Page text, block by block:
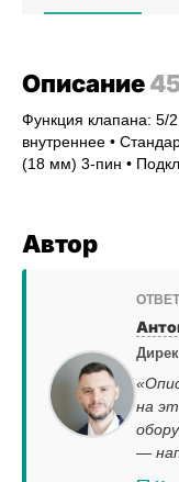
Описание
Функция клапана: 5/
внутреннее •
(18 мм) 3-пин •
Автор
на
—